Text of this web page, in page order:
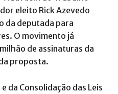
eleito Rick Azevedo
da deputada para
O movimento já
de assinaturas da
proposta.
da Consolidação das Leis